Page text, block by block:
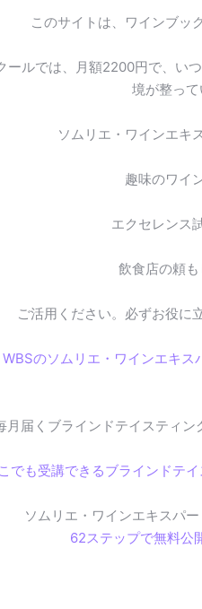
このサイトは、ワインブッ
ールでは、月額2200円で、い
境が整って
ソムリエ・ワインエキ
趣味のワイ
エクセレンス
飲食店の頼
ご活用ください。必ずお役に
WBSのソムリエ・ワインエキ
月届くブラインドテイスティ
でも受講できるブラインドテ
ソムリエ・ワインエキスパ
62ステップで無料公